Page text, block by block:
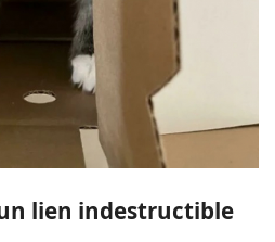
lien indestructible